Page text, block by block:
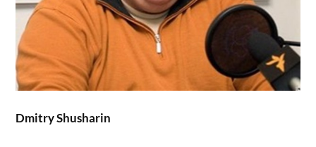
Dmitry Shusharin